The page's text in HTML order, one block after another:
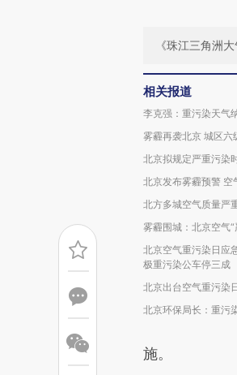
《珠江三角洲
相关报道
李克强：重污染天气
雾霾再袭北京 城区六
北京拟规定严重污染
北京发布雾霾预警 空
北方多城空气质量严
雾霾围城：北京空气“
北京空气重污染日应
极重污染公车停三成
北京出台空气重污染
北京环保局长：重污
施。